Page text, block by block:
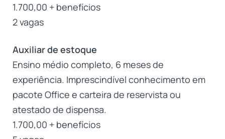
1.700,00 + benefícios
2 vagas
Auxiliar de estoque
Ensino médio completo, 6 meses de
experiência. Imprescindível conhecimento em
pacote Office e carteira de reservista ou
atestado de dispensa.
1.700,00 + benefícios